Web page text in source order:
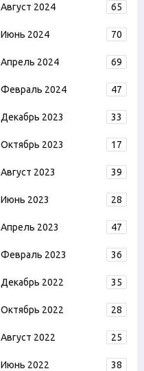
Август 2024 65
Июнь 2024 70
Апрель 2024 69
Февраль 2024 47
Декабрь 2023 33
Октябрь 2023 17
Август 2023 39
Июнь 2023 28
Апрель 2023 47
Февраль 2023 36
Декабрь 2022 35
Октябрь 2022 28
Август 2022 25
Июнь 2022 38